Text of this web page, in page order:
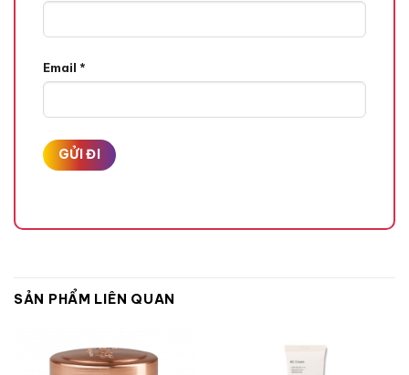
Email *
SẢN PHẨM LIÊN QUAN